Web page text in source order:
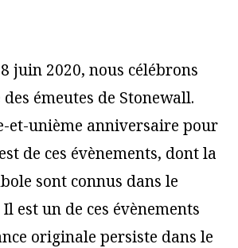
juin 2020, nous célébrons
émeutes de Stonewall.
et-unième anniversaire pour
de ces évènements, dont la
sont connus dans le
est un de ces évènements
originale persiste dans le